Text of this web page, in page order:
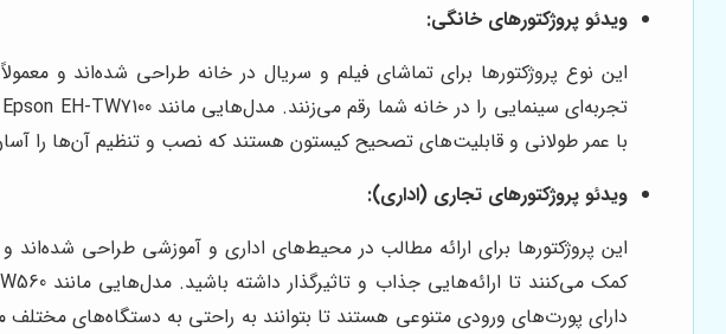
ویدئو پروژکتورهای خانگی:
این نوع پروژکتورها برای تماشای فیلم و سریال در خانه طراحی شده‌اند و
با عمر طولانی و قابلیت‌های تصحیح کیستون هستند که نصب و تنظیم آن‌ها را
ویدئو پروژکتورهای تجاری (اداری):
این پروژکتورها برای ارائه مطالب در محیط‌های اداری و آموزشی طراحی
دارای پورت‌های ورودی متنوعی هستند تا بتوانند به راحتی به دستگاه‌های